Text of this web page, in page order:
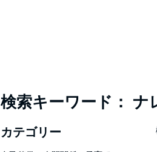
検索キーワード： ナ
カテゴリー